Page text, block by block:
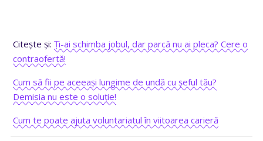
Citește și:Ți-ai schimba jobul, dar parcă nu ai pleca? Cere o
contraofertă!
Cum să fii pe aceeași lungime de undă cu șeful tău?
Demisia nu este o soluție!
Cum te poate ajuta voluntariatul în viitoarea carieră